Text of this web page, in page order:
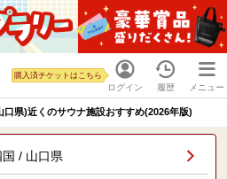
ログイン
購入済チケットはこちら
履歴 メニュー
口県)近くのサウナ施設おすすめ(2026年版)
/ 山口県